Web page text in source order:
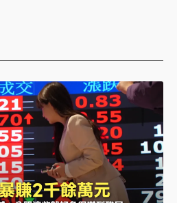
升有助明年營收成長。另
智慧視訊會議與全景影像，
全功能，強化系統整合能力，
率目標（61%-63%），並因
成長，穩固市場領導地位。